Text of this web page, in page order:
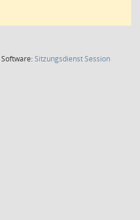
Software:SitzungsdienstSession(Wird in